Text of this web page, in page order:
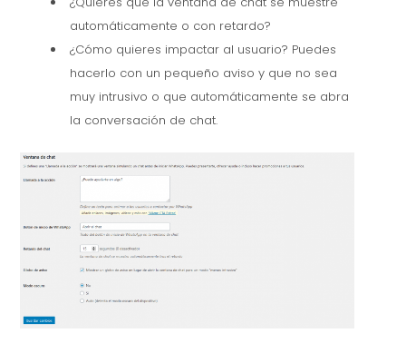
automáticamente o con retardo?
¿Cómo quieres impactar al usuario? Puedes
hacerlo con un pequeño aviso y que no sea
muy intrusivo o que automáticamente se abra
la conversación de chat.